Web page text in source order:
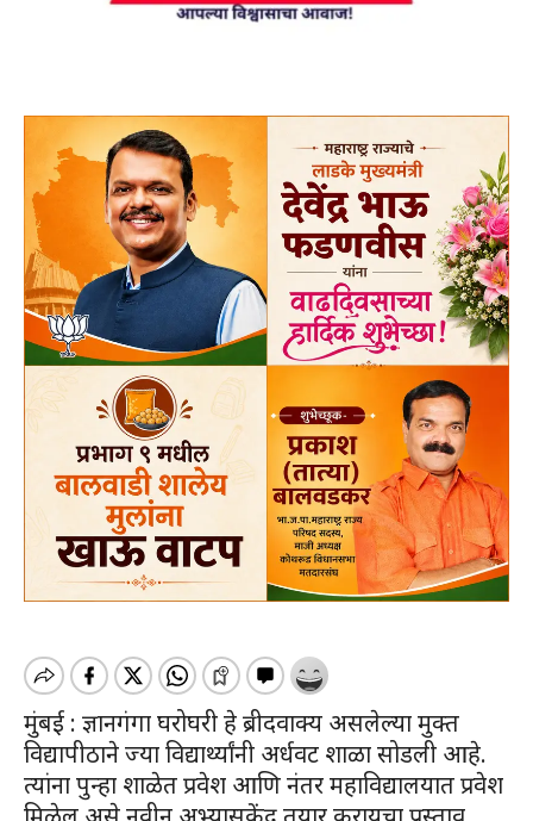
मुंबई : ज्ञानगंगा घरोघरी हे ब्रीदवाक्य असलेल्या मुक्त
विद्यापीठाने ज्या विद्यार्थ्यांनी अर्धवट शाळा सोडली आहे.
त्यांना पुन्हा शाळेत प्रवेश आणि नंतर महाविद्यालयात प्रवेश